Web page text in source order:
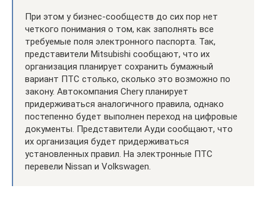
При этом у бизнес-сообществ до сих пор нет
четкого понимания о том, как заполнять все
требуемые поля электронного паспорта. Так,
представители Mitsubishi сообщают, что их
организация планирует сохранить бумажный
вариант ПТС столько, сколько это возможно по
закону. Автокомпания Chery планирует
придерживаться аналогичного правила, однако
постепенно будет выполнен переход на цифровые
документы. Представители Ауди сообщают, что
их организация будет придерживаться
установленных правил. На электронные ПТС
перевели Nissan и Volkswagen.